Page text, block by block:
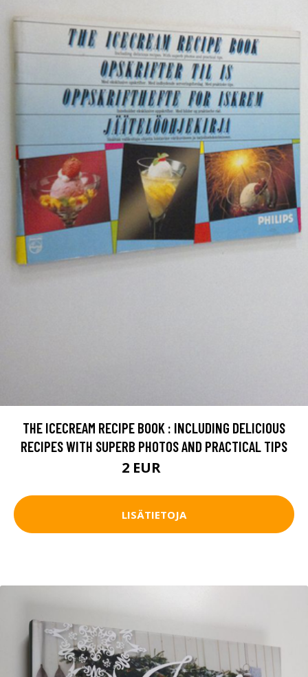
THE ICECREAM RECIPE BOOK : INCLUDING DELICIOUS
RECIPES WITH SUPERB PHOTOS AND PRACTICAL TIPS
2 EUR
LISÄTIETOJA